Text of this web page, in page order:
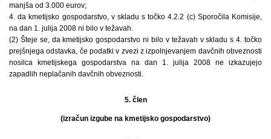
manjša od 3.000 eurov;
4. da kmetijsko gospodarstvo, v skladu s točko 4.2.2 (c) Sporočila Komisije,
na dan 1. julija 2008 ni bilo v težavah.
(2) Šteje se, da kmetijsko gospodarstvo ni bilo v težavah v skladu s 4. točko
prejšnjega odstavka, če podatki v zvezi z izpolnjevanjem davčnih obveznosti
nosilca kmetijskega gospodarstva na dan 1. julija 2008 ne izkazujejo
zapadlih neplačanih davčnih obveznosti.
5. člen
(izračun izgube na kmetijsko gospodarstvo)